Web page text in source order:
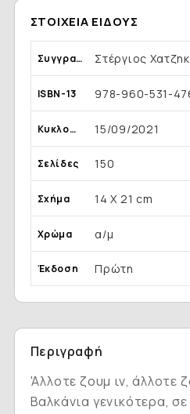
ΣΤΟΙΧΕΊΑ ΕΊΔΟΥΣ
Συγγραφέας Στέργιος
ISBN-13 978-960-531-
Κυκλοφορία 15/09/2021
Σελίδες 150
Σχήμα 14 Χ 21 cm
Χρώμα α/μ
Έκδοση Πρώτη
Περιγραφή
'Aλλοτε ζουμ ιν, άλλοτε
Βαλκάνια γενικότερα,